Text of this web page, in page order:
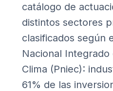
catálogo de
distintos sectores
clasificados según
Nacional Integrado
Clima (Pniec):
61% de las